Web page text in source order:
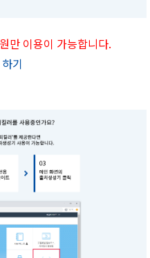
만 이용이 가능합니다.
기